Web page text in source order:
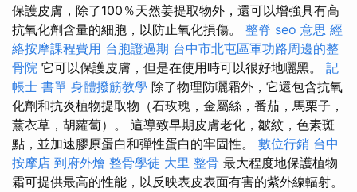
保護皮膚，除了100％天然姜提取物外，還可以增強具有高
抗氧化劑含量的細胞，以防止氧化損傷。 整脊 seo 意思 經
絡按摩課程費用 台胞證過期 台中市北屯區軍功路周邊的整
骨院 它可以保護皮膚，但是在使用時可以很好地曬黑。 記
帳士 書單 身體撥筋教學 除了物理防曬霜外，它還包含抗氧
化劑和抗炎植物提取物（石玫瑰，金屬絲，番茄，馬栗子，
薰衣草，胡蘿蔔）。 這導致早期皮膚老化，皺紋，色素斑
點，並加速膠原蛋白和彈性蛋白的牢固性。 數位行銷 台中
按摩店 到府外燴 整骨學徒 大里 整骨 最大程度地保護植物
霜可提供最高的性能，以反映表皮表面有害的紫外線輻射。